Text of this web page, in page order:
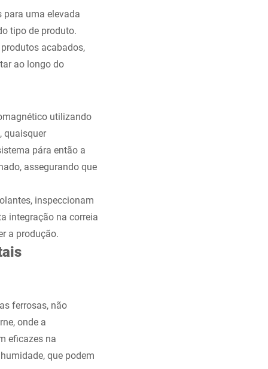
para uma elevada
tipo de produto.
acabados,
ao longo do
utilizando
quaisquer
pára então a
assegurando que
inspeccionam
integração na correia
a produção.
ferrosas, não
onde a
eficazes na
que podem